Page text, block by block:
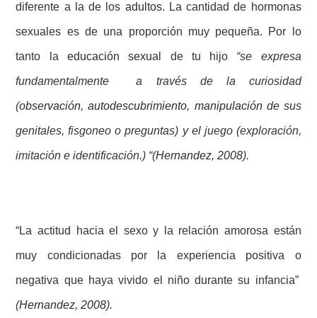
diferente a la de los adultos. La cantidad de hormonas
sexuales es de una proporción muy pequeña. Por lo
tanto la educación sexual de tu hijo “se expresa
fundamentalmente a través de la curiosidad
(observación,autodescubrimiento, manipulaciónde sus
genitales, fisgoneo o preguntas) y el juego (exploración,
imitación e identificación.) “(Hernandez, 2008).
“La actitud hacia el sexo y la relación amorosa están
muy condicionadas por la experiencia positiva o
negativa que haya vivido el niño durante su infancia”
(Hernandez, 2008).